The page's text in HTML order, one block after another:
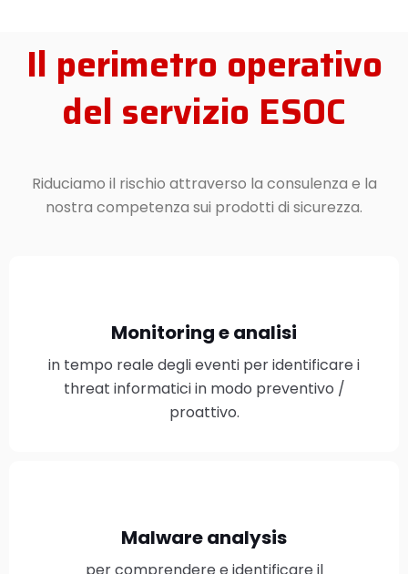
Il perimetro operativo
del servizio ESOC
Riduciamo il rischio attraverso la consulenza e la
nostra competenza sui prodotti di sicurezza.
Monitoring e analisi
in tempo reale degli eventi per identificare i
threat informatici in modo preventivo /
proattivo.
Malware analysis